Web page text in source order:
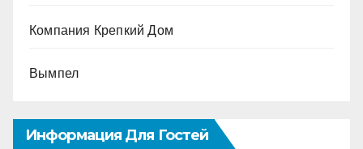
Компания Крепкий Дом
Вымпел
Информация Для Гостей